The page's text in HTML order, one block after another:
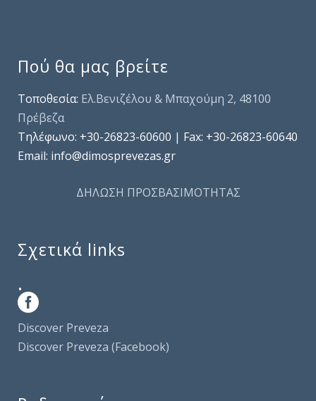
Πού θα μας βρείτε
Τοποθεσία: Ελ.Βενιζέλου & Μπαχούμη 2, 48100
Πρέβεζα
Τηλέφωνo: +30-26823-60600 | Fax: +30-26823-60640
Email: info@dimosprevezas.gr
ΔΗΛΩΣΗ ΠΡΟΣΒΑΣΙΜΟΤΗΤΑΣ
Σχετικά links
.
Discover Preveza
Discover Preveza (Facebook)